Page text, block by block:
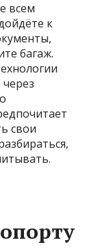
всем
к
багаж.
свои